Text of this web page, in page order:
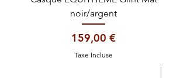
noir/argent
Prix
159,00 €
Taxe Incluse